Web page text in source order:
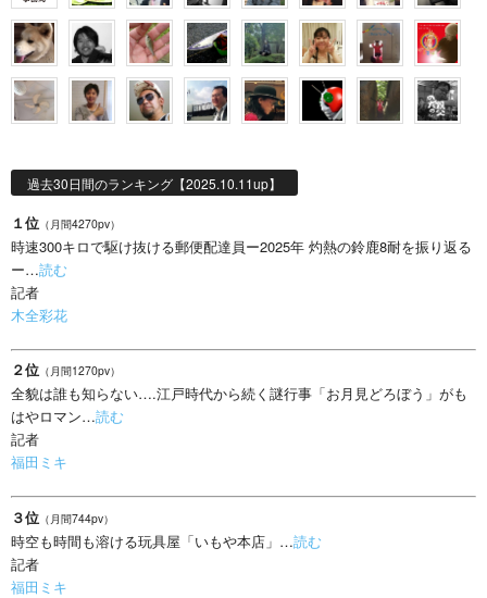
過去30日間のランキング【2025.10.11up】
１位 （月間4270pv）
時速300キロで駆け抜ける郵便配達員ー2025年 灼熱の鈴鹿8耐を振り返る
ー…読む
記者
木全彩花
２位 （月間1270pv）
全貌は誰も知らない….江戸時代から続く謎行事「お月見どろぼう」がも
はやロマン…読む
記者
福田ミキ
３位 （月間744pv）
時空も時間も溶ける玩具屋「いもや本店」…読む
記者
福田ミキ